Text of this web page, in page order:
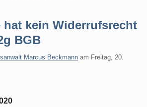
hat kein Widerrufsrecht
BGB
Marcus Beckmann am Freitag, 20.